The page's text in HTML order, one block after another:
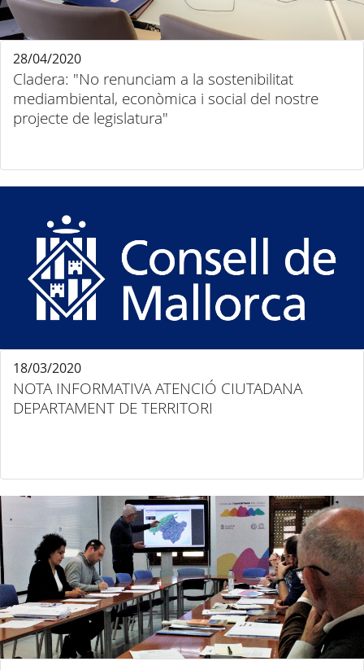
Cladera: "No renunciam a la sostenibilitat
mediambiental, econòmica i social del nostre
projecte de legislatura"
28/04/2020
NOTA INFORMATIVA ATENCIÓ CIUTADANA
DEPARTAMENT DE TERRITORI
18/03/2020